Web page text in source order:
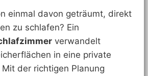
einmal davon geträumt, direkt
zu schlafen? Ein
verwandelt
in eine private
der richtigen Planung